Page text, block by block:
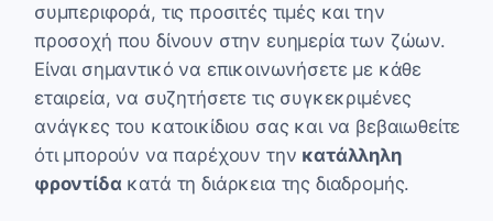
συμπεριφορά, τις προσιτές τιμές και την
προσοχή που δίνουν στην ευημερία των ζώων.
Είναι σημαντικό να επικοινωνήσετε με κάθε
εταιρεία, να συζητήσετε τις συγκεκριμένες
ανάγκες του κατοικίδιου σας και να βεβαιωθείτε
ότι μπορούν να παρέχουν την κατάλληλη
φροντίδακατά τη διάρκεια της διαδρομής.